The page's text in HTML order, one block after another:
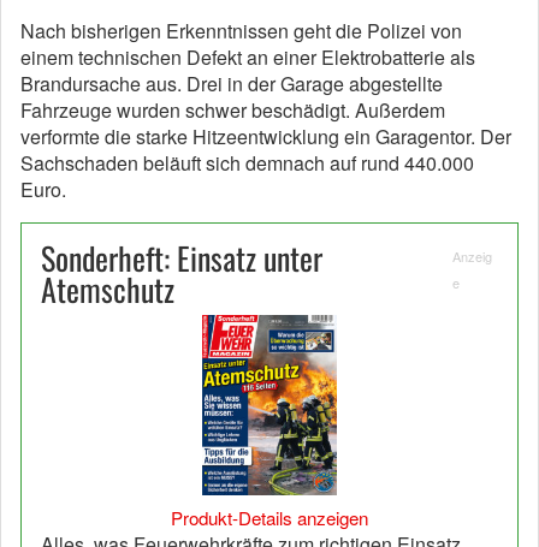
Nach bisherigen Erkenntnissen geht die Polizei von
einem technischen Defekt an einer Elektrobatterie als
Brandursache aus. Drei in der Garage abgestellte
Fahrzeuge wurden schwer beschädigt. Außerdem
verformte die starke Hitzeentwicklung ein Garagentor. Der
Sachschaden beläuft sich demnach auf rund 440.000
Euro.
Sonderheft: Einsatz unter
Atemschutz
Anzeig
e
Produkt-Details anzeigen